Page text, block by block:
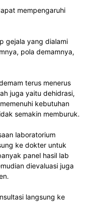
mempengaruhi
gejala yang dialami
pola demamnya,
terus menerus
juga yaitu dehidrasi,
kebutuhan
semakin memburuk.
laboratorium
ke dokter untuk
panel hasil lab
dievaluasi juga
langsung ke